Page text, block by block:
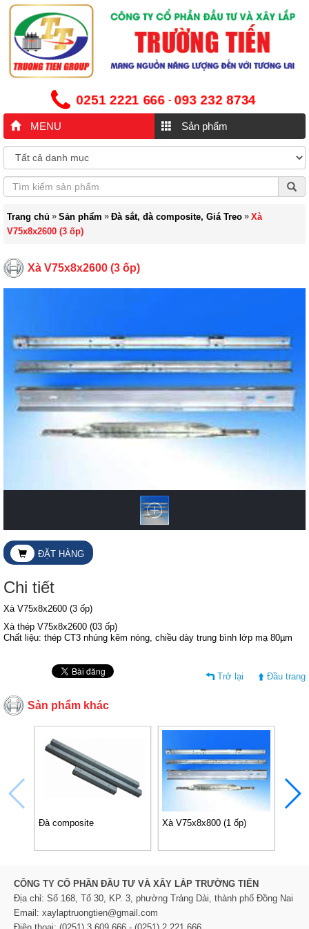
0251 2221 666 - 093 232 8734
MENU Sản phẩm
Trang chủ » Sản phẩm » Đà sắt, đà composite, Giá Treo » Xà
V75x8x2600 (3 ốp)
Xà V75x8x2600 (3 ốp)
ĐẶT HÀNG
Chi tiết
Xà V75x8x2600 (3 ốp)
Xà thép V75x8x2600 (03 ốp)
Chất liệu: thép CT3 nhúng kẽm nóng, chiều dày trung bình lớp mạ 80µm
Trở lại Đầu trang
Sản phẩm khác
Đà composite Xà V75x8x800 (1 ốp)
CÔNG TY CỔ PHẦN ĐẦU TƯ VÀ XÂY LẮP TRƯỜNG TIẾN
Địa chỉ: Số 168, Tổ 30, KP. 3, phường Trảng Dài, thành phố Đồng Nai
Email: xaylaptruongtien@gmail.com